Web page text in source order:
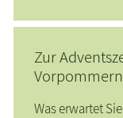
Zur
Vorpommern
Was erwartet